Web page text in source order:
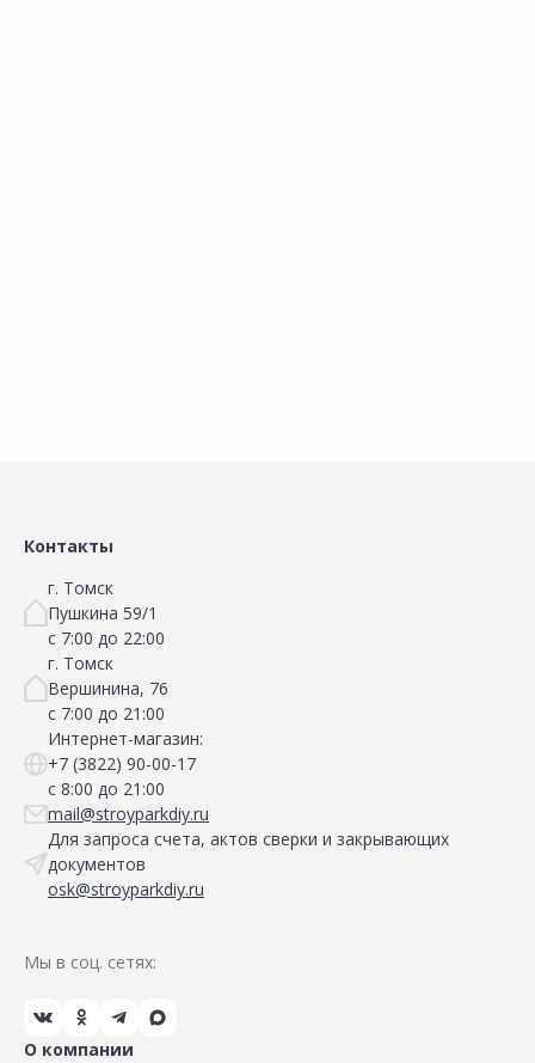
Контакты
г. Томск
Пушкина 59/1
с 7:00 до 22:00
г. Томск
Вершинина, 76
с 7:00 до 21:00
Интернет-магазин:
+7 (3822) 90-00-17
с 8:00 до 21:00
mail@stroyparkdiy.ru
Для запроса счета, актов сверки и закрывающих
документов
osk@stroyparkdiy.ru
Мы в соц. сетях:
О компании